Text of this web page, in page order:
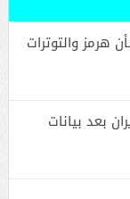
هرمز والتوترات
بعد بيانات